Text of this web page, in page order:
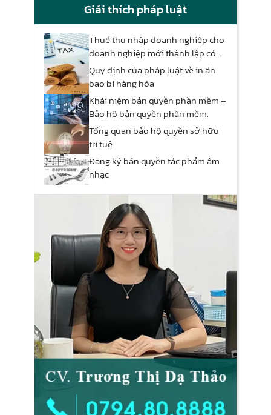
Giải thích pháp luật
Thuế thu nhập doanh nghiệp cho
doanh nghiệp mới thành lập có
được miễn thuế
Quy định của pháp luật về in ấn
bao bì hàng hóa
Khái niệm bản quyền phần mềm –
Bảo hộ bản quyền phần mềm.
Tổng quan bảo hộ quyền sở hữu
trí tuệ
Đăng ký bản quyền tác phẩm âm
nhạc